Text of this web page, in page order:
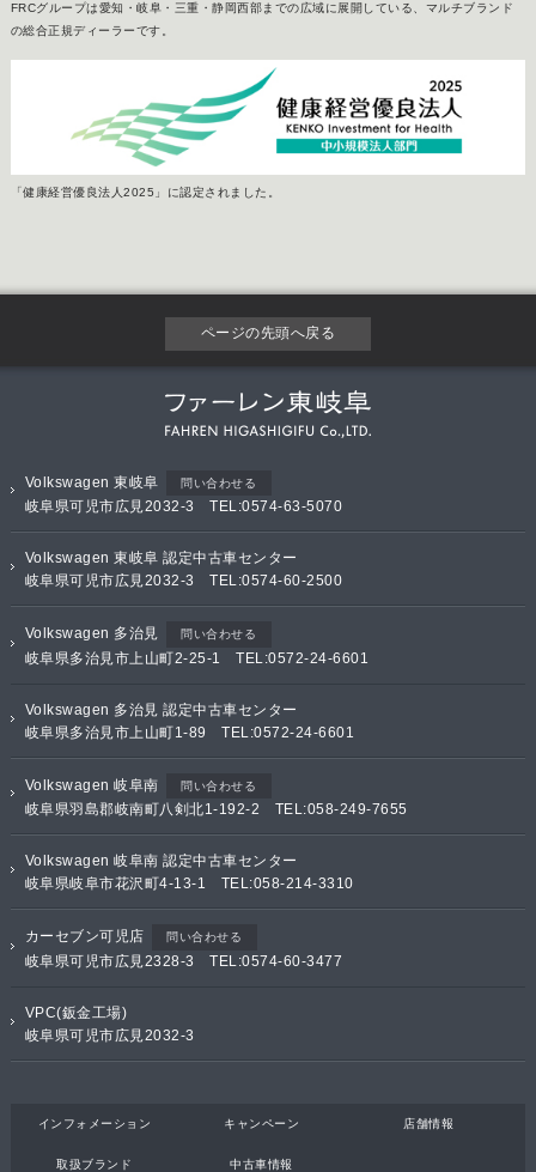
FRCグループは愛知・岐阜・三重・静岡西部までの広域に展開している、マルチブランド
の総合正規ディーラーです。
「健康経営優良法人2025」に認定されました。
ページの先頭へ戻る
Volkswagen 東岐阜 問い合わせる
岐阜県可児市広見2032-3 TEL:0574-63-5070
Volkswagen 東岐阜 認定中古車センター
岐阜県可児市広見2032-3 TEL:0574-60-2500
Volkswagen 多治見 問い合わせる
岐阜県多治見市上山町2-25-1 TEL:0572-24-6601
Volkswagen 多治見 認定中古車センター
岐阜県多治見市上山町1-89 TEL:0572-24-6601
Volkswagen 岐阜南 問い合わせる
岐阜県羽島郡岐南町八剣北1-192-2 TEL:058-249-7655
Volkswagen 岐阜南 認定中古車センター
岐阜県岐阜市花沢町4-13-1 TEL:058-214-3310
カーセブン可児店 問い合わせる
岐阜県可児市広見2328-3 TEL:0574-60-3477
VPC(鈑金工場)
岐阜県可児市広見2032-3
インフォメーション キャンペーン 店舗情報
取扱ブランド 中古車情報